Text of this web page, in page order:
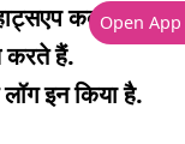
कब यूज
करते हैं.
इन किया है.
Open App